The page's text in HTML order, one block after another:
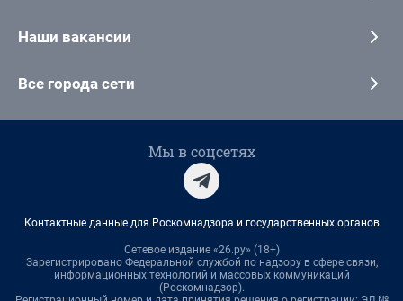
Наши вакансии
Все города сети
Мы в соцсетях
Контактные данные для Роскомнадзора и государственных органов
Сетевое издание «26.ру» (18+)
Зарегистрировано Федеральной службой по надзору в сфере связи,
информационных технологий и массовых коммуникаций
(Роскомнадзор).